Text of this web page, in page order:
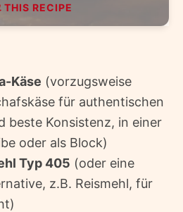
THIS RECIPE
Käse (vorzugsweise
für authentischen
beste Konsistenz, in einer
oder als Block)
Typ 405 (oder eine
z.B. Reismehl, für